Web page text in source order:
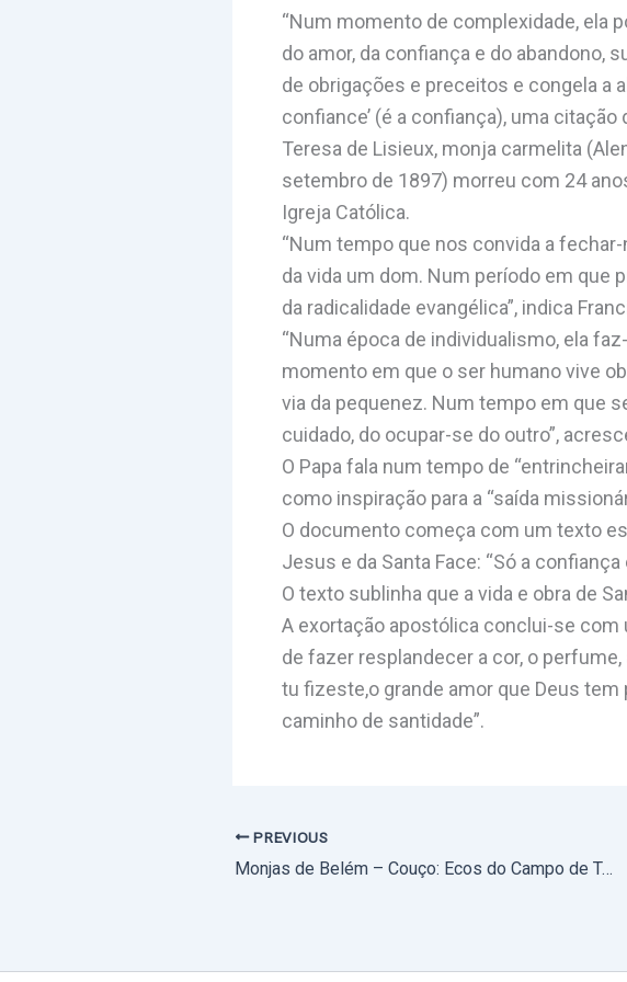
“Num momento de complexidade, ela
do amor, da confiança e do abandono,
de obrigações e preceitos e congela a
confiance’ (é a confiança), uma citação
Teresa de Lisieux, monja carmelita
setembro de 1897) morreu com 24
Igreja Católica.
“Num tempo que nos convida a
da vida um dom. Num período em que
da radicalidade evangélica”, indica
“Numa época de individualismo, ela
momento em que o ser humano vive
via da pequenez. Num tempo em que
cuidado, do ocupar-se do outro”,
O Papa fala num tempo de
como inspiração para a “saída
O documento começa com um texto
Jesus e da Santa Face: “Só a
O texto sublinha que a vida e obra de
A exortação apostólica conclui-se com
de fazer resplandecer a cor, o
tu fizeste,o grande amor que Deus
caminho de santidade”.
PREVIOUS
Monjas de Belém – Couço: Ecos do Campo de Trabalho e Oração (com fotos)